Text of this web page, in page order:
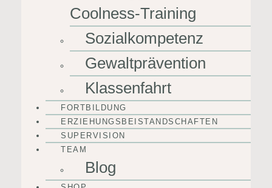
Coolness-Training
Sozialkompetenz
Gewaltprävention
Klassenfahrt
FORTBILDUNG
ERZIEHUNGSBEISTANDSCHAFTEN
SUPERVISION
TEAM
Blog